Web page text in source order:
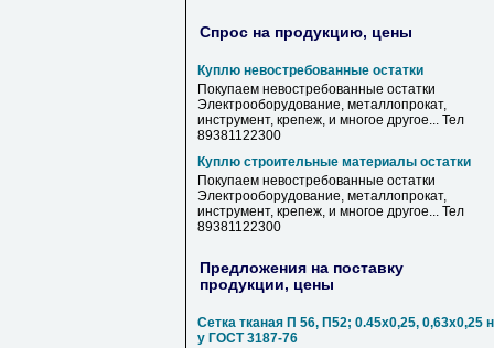
Спрос на продукцию, цены
Куплю невостребованные остатки
Покупаем невостребованные остатки
Электрооборудование, металлопрокат,
инструмент, крепеж, и многое другое... Тел
89381122300
Куплю строительные материалы остатки
Покупаем невостребованные остатки
Электрооборудование, металлопрокат,
инструмент, крепеж, и многое другое... Тел
89381122300
Предложения на поставку
продукции, цены
Сетка тканая П 56, П52; 0.45х0,25, 0,63х0,25
у ГОСТ 3187-76